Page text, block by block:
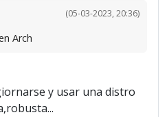
(05-03-2023, 20:36)
Arch
y usar una distro